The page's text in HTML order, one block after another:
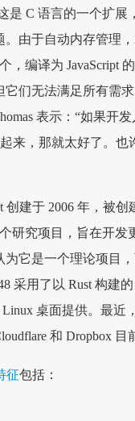
是 C 语言的一个扩
由于自动内存管理
，编译为 JavaScript
它们无法满足所有需
表示：“如果开
来，那就太好了。也
创建于 2006 年，被
研究项目，旨在开发
为它是一个理论项目
采用了以 Rust 构建
Linux 桌面提供。最近
和 Dropbox 目
征包括：